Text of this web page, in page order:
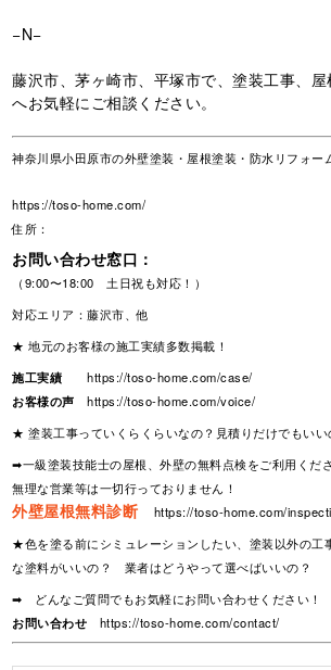
−N−
藤沢市、茅ヶ崎市、平塚市で、塗装工事、屋
へお気軽にご相談ください。
神奈川県小田原市の外壁塗装・屋根塗装・防水リフォー
https://toso-home.com/
住所：
お問い合わせ窓口：
（9:00〜18:00 土日祝も対応！）
対応エリア：藤沢市、他
★ 地元のお客様の施工実績多数掲載！
施工実績
https://toso-home.com/case/
お客様の声
https://toso-home.com/voice/
★ 塗装工事っていくらくらいなの？見積りだけでもいい
➡一級塗装技能士の屋根、外壁の無料点検をご利用くだ
無理な営業等は一切行っておりません！
外壁屋根無料診断
https://toso-home.com/
★色を塗る前にシミュレーションしたい、塗装以外の
な塗料がいいの？ 業者はどうやって選べばいいの？
➡ どんなご質問でもお気軽にお問い合わせください！
お問い合わせ
https://toso-home.com/contact/